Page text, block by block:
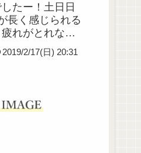
たー！土日日
長く感じられる
れがとれない
リーダー、準夜
っと2連休。とり
リーダーをな
ば。気が重い
験され...
2019/2/17(日) 20:31